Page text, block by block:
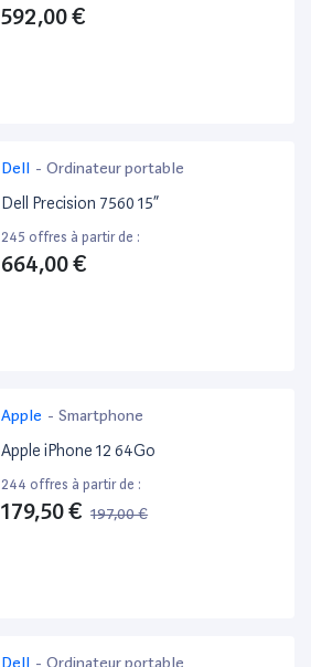
592,00 €
Dell - Ordinateur portable
Dell Precision 7560 15”
245 offres à partir de :
664,00 €
Apple - Smartphone
Apple iPhone 12 64Go
244 offres à partir de :
179,50 € 197,00 €
Dell - Ordinateur portable